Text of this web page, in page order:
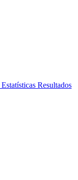
Estatísticas Resultados